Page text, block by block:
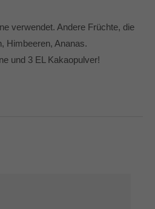
verwendet. Andere Früchte, die
Himbeeren, Ananas.
und 3 EL Kakaopulver!